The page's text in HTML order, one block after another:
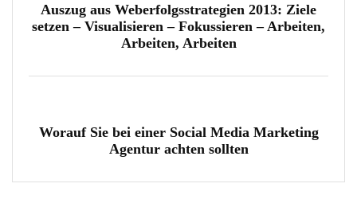
Auszug aus Weberfolgsstrategien 2013: Ziele
setzen – Visualisieren – Fokussieren – Arbeiten,
Arbeiten, Arbeiten
Worauf Sie bei einer Social Media Marketing
Agentur achten sollten